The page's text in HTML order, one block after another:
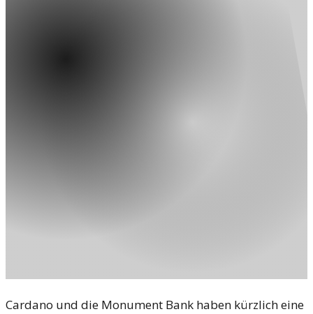
Cardano und die Monument Bank haben kürzlich eine